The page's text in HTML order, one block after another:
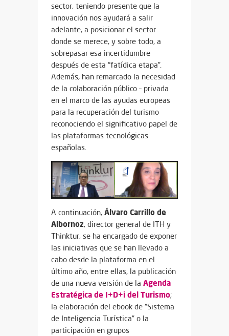
sector, teniendo presente que la
innovación nos ayudará a salir
adelante, a posicionar el sector
donde se merece, y sobre todo, a
sobrepasar esa incertidumbre
después de esta “fatídica etapa”.
Además, han remarcado la necesidad
de la colaboración público – privada
en el marco de las ayudas europeas
para la recuperación del turismo
reconociendo el significativo papel de
las plataformas tecnológicas
españolas.
A continuación, Álvaro Carrillo de
Albornoz, director general de ITH y
Thinktur, se ha encargado de exponer
las iniciativas que se han llevado a
cabo desde la plataforma en el
último año, entre ellas, la publicación
de una nueva versión de la Agenda
Estratégica de I+D+i del Turismo;
la elaboración del ebook de “Sistema
de Inteligencia Turística” o la
participación en grupos